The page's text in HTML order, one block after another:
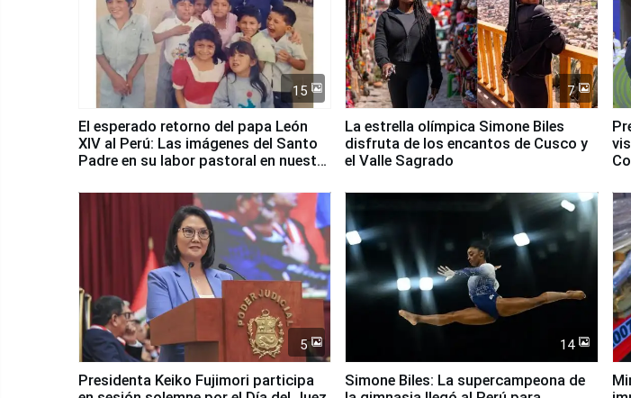
15
El esperado retorno del papa León
XIV al Perú: Las imágenes del Santo
Padre en su labor pastoral en nuestro
7
La estrella olímpica Simone Biles
disfruta de los encantos de Cusco y
el Valle Sagrado
5
Presidenta Keiko Fujimori participa
14
Simone Biles: La supercampeona de